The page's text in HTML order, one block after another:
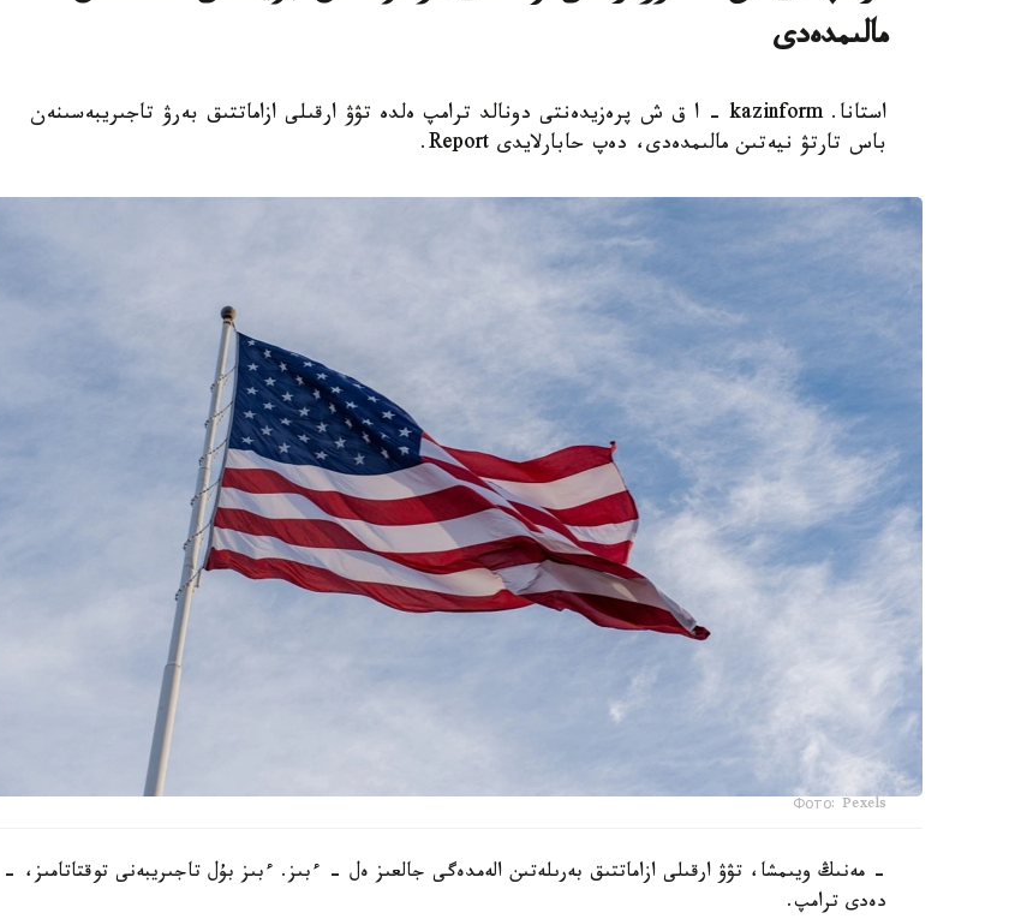
مالىمدەدى
استانا. kazinform - ا ق ش پرەزيدەنتى دونالد ترامپ ەلدە تۋۋ ارقىلى ازاماتتىق بەرۋ تاجىريبەسىنەن
باس تارتۋ نيەتىن مالىمدەدى، دەپ حابارلايدى Report.
Фото: Pexels
- مەنىڭ ويىمشا، تۋۋ ارقىلى ازاماتتىق بەرىلەتىن الەمدەگى جالعىز ەل - ءبىز. ءبىز بۇل تاجىريبەنى توقتاتامىز، -
دەدى ترامپ.